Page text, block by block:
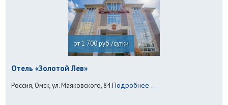
от 1 700 руб./сутки
Отель «Золотой Лев»
Россия, Омск, ул. Маяковского, 84Подробнее ...